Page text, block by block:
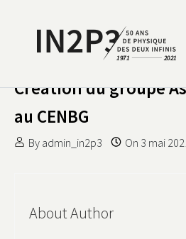
IN2P3 50 ANS DE
Création du groupe
au CENBG
By admin_in2p3 On 3 mai
About Author